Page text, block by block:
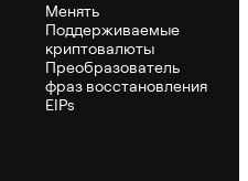
Менять
Поддерживаемые
криптовалюты
Преобразователь
фраз восстановления
EIPs